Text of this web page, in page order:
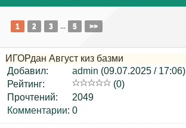
1 2 3 ... 5 >>
ИГОРдан Август киз базми
Добавил:
admin (09.07.2025 / 17:06)
Рейтинг:
(0)
Прочтений:
2049
Комментарии: 0